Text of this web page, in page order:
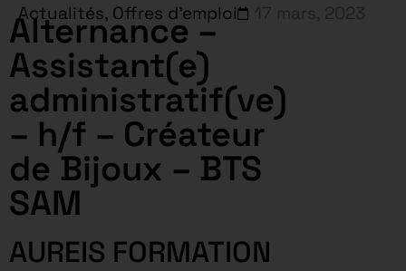
Actualités, Offres d'emploi
Alternance –
Assistant(e)
administratif(ve)
– h/f – Créateur
de Bijoux – BTS
SAM
AUREIS FORMATION